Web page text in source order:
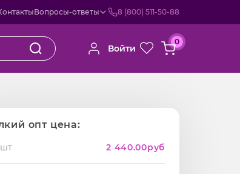
Вопросы-ответы 8 (800) 511-50-88
Войти
0
опт цена:
шт 2 440.00руб